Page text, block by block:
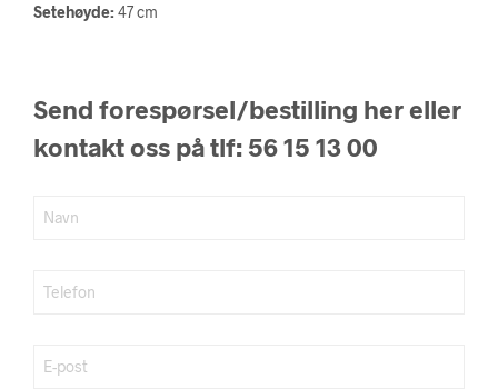
Setehøyde:47 cm
Send forespørsel/bestilling her eller
kontakt oss på tlf: 56 15 13 00